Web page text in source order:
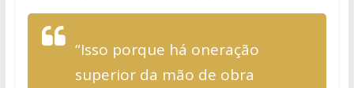
“Isso porque há oneração
superior da mão de obra